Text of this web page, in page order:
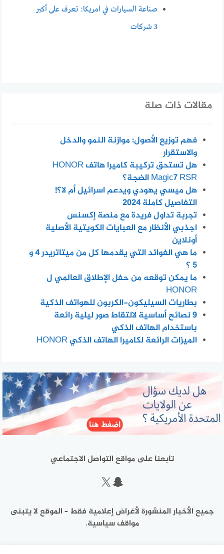
صناعة السيارات في امريكا: تعرف على أكبر
3 شركات
مقالات ذات صلة
فهم توزيع الأصول: موازنة النمو والدخل
والاستقرار
هل تستحق تركيبة كاميرا هاتف HONOR
Magic7 RSR الضجة؟
هل ميسي يهودي ويدعم اسرائيل أم لا؟!
التفاصيل كاملة 2024
تجربة تداول فريدة مع منصة إكسنس
اجذبي الأنظار مع العبايات الكويتية الأصلية
أونلاين
ما هي الفوائد التي يقدمها كل من ميتاتريدر 4 و
5 ؟
ما يمكن توقعه من حفل الإطلاق العالمي ل
HONOR
بطاريات السيليكون-الكربون للهواتف الذكية
٩ نصائح أساسية لالتقاط صور ليلية رائعة
باستخدام الهاتف الذكي
الميزات الرائعة لكاميرا الهاتف الذكي HONOR
تابعنا على مواقع التواصل الاجتماعي
سناب شات
إكس
جميع الأخبار المنشورة لأغراض إعلامية فقط – الموقع لا يتبنى
مواقف سياسية.